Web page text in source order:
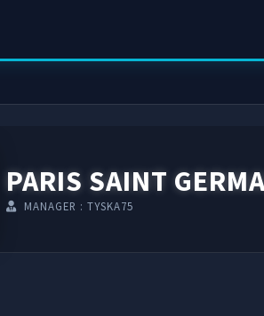
PARIS SAINT
MANAGER : TYSKA75